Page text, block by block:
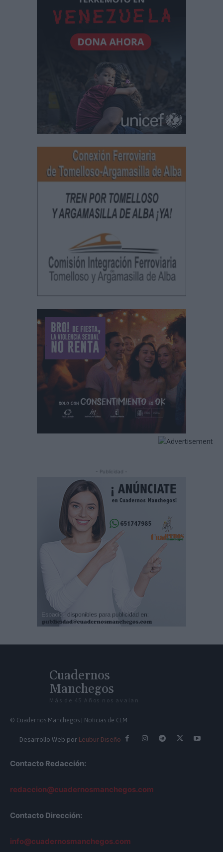
- Publicidad -
Cuadernos
Manchegos
Más de 45 Años nos avalan
© Cuadernos Manchegos | Noticias de CLM
Desarrollo Web por Leubur Diseño
Contacto Redacción:
redaccion@cuadernosmanchegos.com
Contacto Dirección:
info@cuadernosmanchegos.com